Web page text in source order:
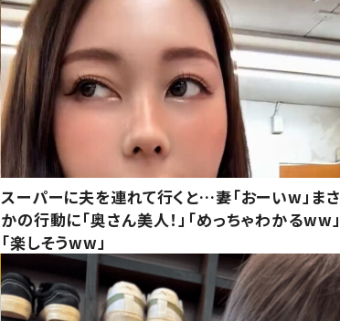
スーパーに夫を連れて行くと…妻「おーいw」まさ
かの行動に「奥さん美人！」「めっちゃわかるww」
「楽しそうww」